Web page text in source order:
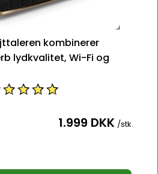
kombinerer
lydkvalitet, Wi-Fi og
1.999 DKK /stk.